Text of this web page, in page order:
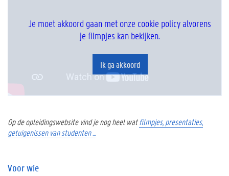
Je moet akkoord gaan met onze cookie policy alvorens
je filmpjes kan bekijken.
Ik ga akkoord
Op de opleidingswebsite vind je nog heel watfilmpjes, presentaties,
getuigenissen van studenten ...
Voor wie